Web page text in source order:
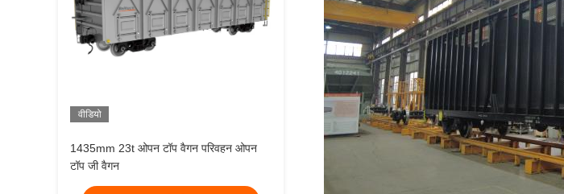
वीडियो
1435mm 23t ओपन टॉप वैगन परिवहन ओपन
टॉप जी वैगन